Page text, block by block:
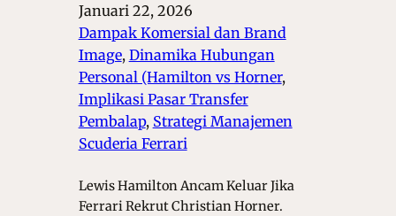
Januari 22, 2026
Dampak Komersial dan Brand
Image, Dinamika Hubungan
Personal (Hamilton vs Horner ,
Implikasi Pasar Transfer
Pembalap, Strategi Manajemen
Scuderia Ferrari
Lewis Hamilton Ancam Keluar Jika
Ferrari Rekrut Christian Horner.